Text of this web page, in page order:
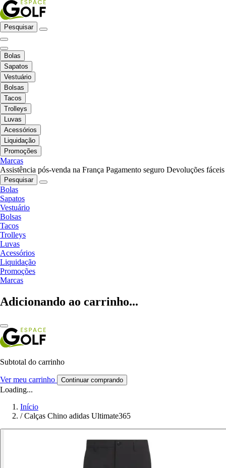
Pesquisar
Bolas
Sapatos
Vestuário
Bolsas
Tacos
Trolleys
Luvas
Acessórios
Liquidação
Promoções
Marcas
Assistência pós-venda na França Pagamento seguro Devoluções fáceis
Pesquisar
Bolas
Sapatos
Vestuário
Bolsas
Tacos
Trolleys
Luvas
Acessórios
Liquidação
Promoções
Marcas
Adicionando ao carrinho...
Subtotal do carrinho
Ver meu carrinho Continuar comprando
Loading...
Início
/ Calças Chino adidas Ultimate365